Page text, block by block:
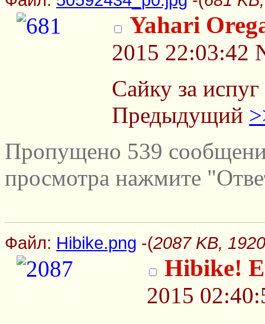
Yahari
2015 22:03:42
Сайку за испуг
Предыдущий
Пропущено 539
просмотра нажмите
Файл: Hibike.png -(2087 KB,
Hibike!
2015